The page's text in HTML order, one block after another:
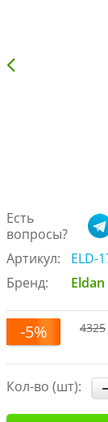
Есть
вопросы?
Артикул:
ELD-
Бренд:
-5% 4325
Кол-во (шт):